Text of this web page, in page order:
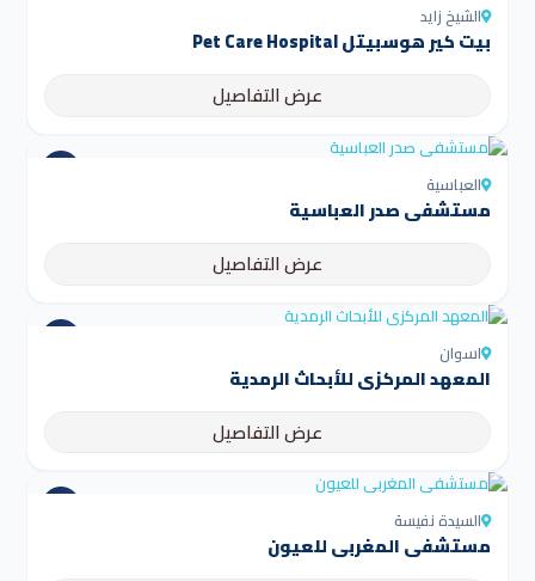
الشيخ زايد
بيت كير هوسبيتل Pet Care Hospital
عرض التفاصيل
العباسية
مستشفى صدر العباسية
عرض التفاصيل
اسوان
المعهد المركزي للأبحاث الرمدية
عرض التفاصيل
السيدة نفيسة
مستشفى المغربي للعيون